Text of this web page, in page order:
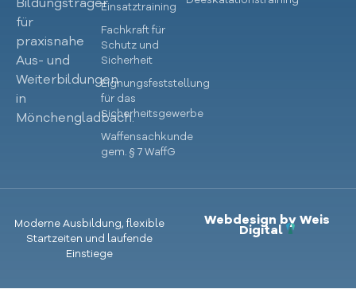
Bildungsträger
für
praxisnahe
Aus- und
Weiterbildungen
in
Mönchengladbach.
Einsatztraining
Fachkraft für
Schutz und
Sicherheit
Eignungsfeststellung
für das
Sicherheitsgewerbe
Waffensachkunde
gem. § 7 WaffG
Moderne Ausbildung, flexible
Startzeiten und laufende
Einstiege
Webdesign by Weis
Digital